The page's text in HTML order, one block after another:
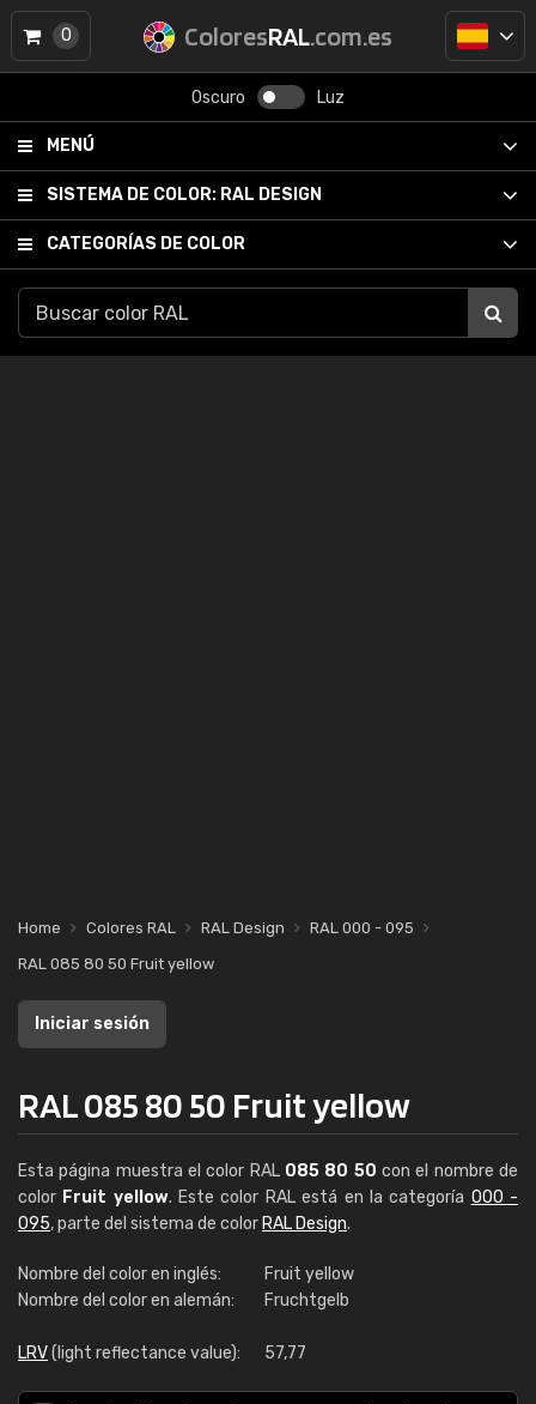
ColoresRAL.com.es
Oscuro Luz
MENÚ
SISTEMA DE COLOR: RAL DESIGN
CATEGORÍAS DE COLOR
0
Home Colores RAL RAL Design
RAL 000 - 095
RAL 085 80 50 Fruit yellow
Iniciar sesión
RAL 085 80 50 Fruit yellow
Esta página muestra el color RAL 085 80 50 con el nombre de
color Fruit yellow. Este color RAL está en la categoría 000 -
095, parte del sistema de color RAL Design.
Nombre del color en inglés:
Fruit yellow
Nombre del color en alemán:
Fruchtgelb
LRV(light reflectance value): 57,77